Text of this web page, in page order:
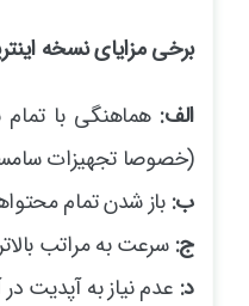
برخی مزایای نسخه
الف: هماهنگی با
(خصوصا تجهیزات
ب: باز شدن تمام
ج: سرعت به مراتب
د: عدم نیاز به آپدیت